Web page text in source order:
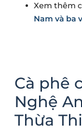
Xem thêm
Nam và ba
Cà phê
Nghệ
Thừa